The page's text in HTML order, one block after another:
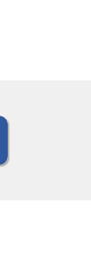
Curso de